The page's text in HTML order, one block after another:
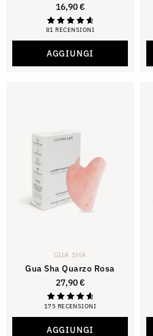
16,90€
81 RECENSIONI
Valutato
AGGIUNGI
GUA SHA
Gua Sha Quarzo Rosa
27,90€
175 RECENSIONI
Valutazione
AGGIUNGI